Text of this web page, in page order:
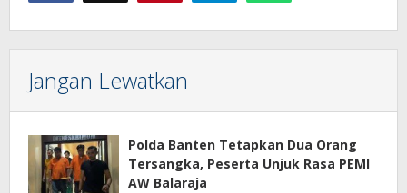
Jangan Lewatkan
Polda Banten Tetapkan Dua Orang
Tersangka, Peserta Unjuk Rasa PEMI
AW Balaraja